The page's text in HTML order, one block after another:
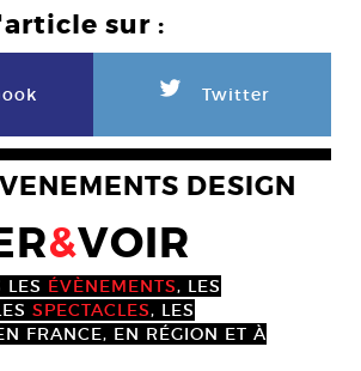
sur :
L Twitter
DESIGN
&VOIR
LES ÉVÈNEMENTS, LES
SPECTACLES, LES
FRANCE, EN RÉGION ET À